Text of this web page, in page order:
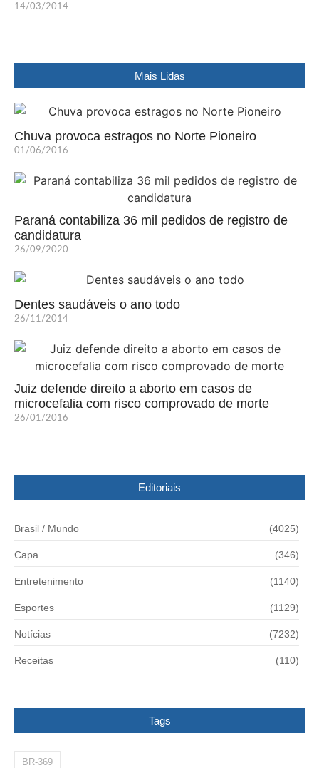
14/03/2014
Mais Lidas
Chuva provoca estragos no Norte Pioneiro
01/06/2016
Paraná contabiliza 36 mil pedidos de registro de
candidatura
26/09/2020
Dentes saudáveis o ano todo
26/11/2014
Juiz defende direito a aborto em casos de
microcefalia com risco comprovado de morte
26/01/2016
Editoriais
Brasil / Mundo (4025)
Capa (346)
Entretenimento (1140)
Esportes (1129)
Notícias (7232)
Receitas (110)
Tags
BR-369